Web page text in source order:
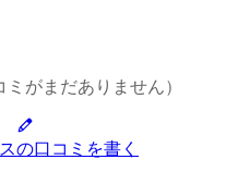
ミがまだありません）
の口コミを書く